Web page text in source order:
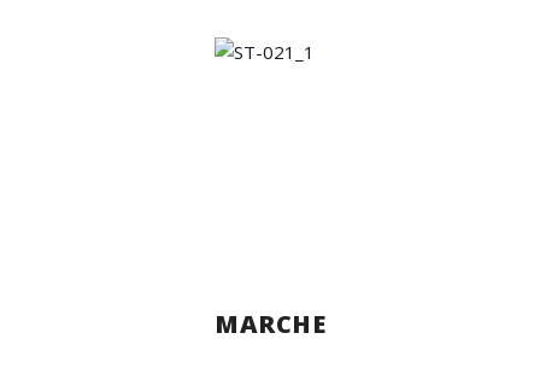
MARCHE